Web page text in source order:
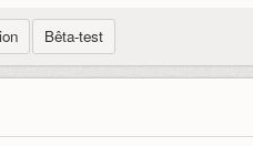
Bêta-test